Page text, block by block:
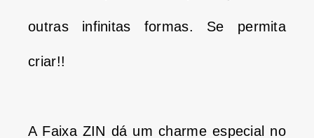
outras infinitas formas. Se permita
criar!!
A Faixa ZIN dá um charme especial no